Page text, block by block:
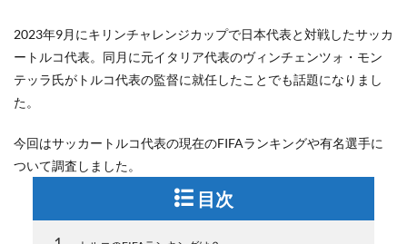
2023年9月にキリンチャレンジカップで日本代表と対戦したサッカ
ートルコ代表。同月に元イタリア代表のヴィンチェンツォ・モン
テッラ氏がトルコ代表の監督に就任したことでも話題になりまし
た。
今回はサッカートルコ代表の現在のFIFAランキングや有名選手に
ついて調査しました。
目次